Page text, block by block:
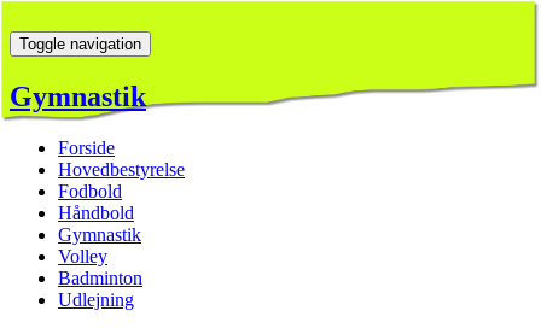
Toggle navigation
Gymnastik
Forside
Hovedbestyrelse
Fodbold
Håndbold
Gymnastik
Volley
Badminton
Udlejning